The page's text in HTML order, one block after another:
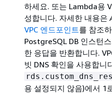
하세요. 또는 Lambda용
성합니다. 자세한 내용은
VPC 엔드포인트를 참조
PostgreSQL DB 인스턴스
한 응답을 반환합니다.
빗 DNS 확인을 사용합니
용 설정되지 않음)에서 1